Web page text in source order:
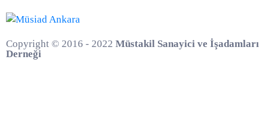
Copyright © 2016 - 2022 Müstakil Sanayici ve İşadamları
Derneği